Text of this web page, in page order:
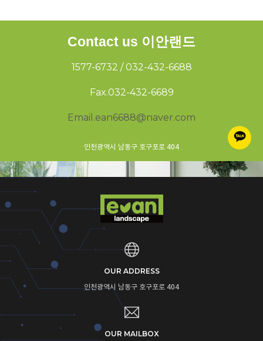
Contact us 이안랜드
1577-6732 / 032-432-6688
Fax.032-432-6689
Email.ean6688@naver.com
인천광역시 남동구 호구포로 404
OUR ADDRESS
인천광역시 남동구 호구포로 404
OUR MAILBOX